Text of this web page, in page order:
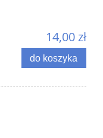
14,00 zł
do koszyka